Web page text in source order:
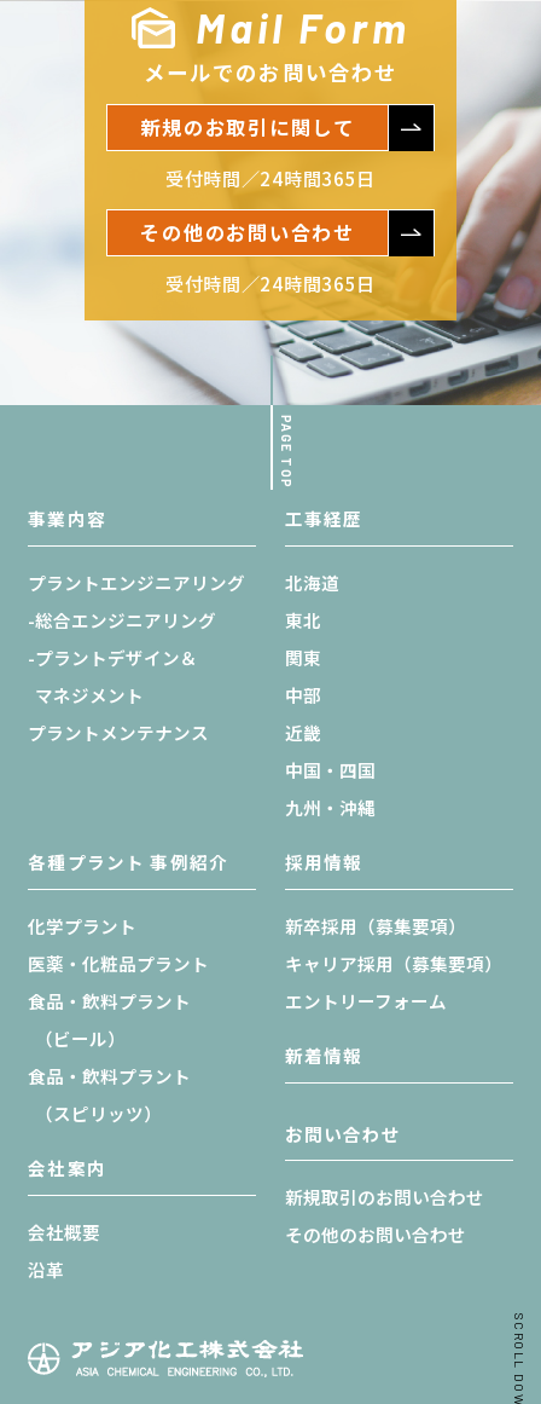
SCROLL DOWN
Mail Form
メールでのお問い合わせ
新規のお取引に関して
受付時間／24時間365日
その他のお問い合わせ
受付時間／24時間365日
PAGE TOP
事業内容
プラントエンジニアリング
-総合エンジニアリング
-プラントデザイン＆
マネジメント
プラントメンテナンス
工事経歴
北海道
東北
関東
中部
近畿
中国・四国
九州・沖縄
各種プラント 事例紹介
化学プラント
医薬・化粧品プラント
食品・飲料プラント
（ビール）
食品・飲料プラント
（スピリッツ）
会社案内
会社概要
沿革
採用情報
新卒採用（募集要項）
キャリア採用（募集要項）
エントリーフォーム
新着情報
お問い合わせ
新規取引のお問い合わせ
その他のお問い合わせ